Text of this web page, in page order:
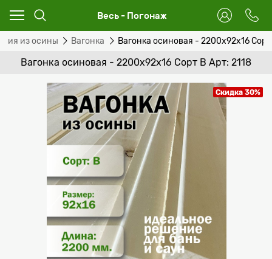
Весь - Погонаж
из осины Вагонка Вагонка осиновая - 2200x92x16
Вагонка осиновая - 2200x92x16 Сорт В Арт: 2118
Скидка 30%